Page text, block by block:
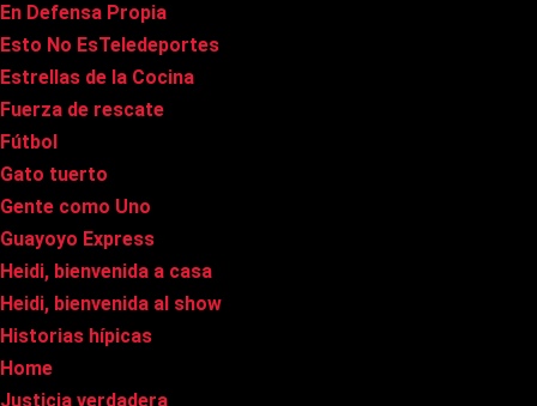
En Defensa Propia
Esto No EsTeledeportes
Estrellas de la Cocina
Fuerza de rescate
Fútbol
Gato tuerto
Gente como Uno
Guayoyo Express
Heidi, bienvenida a casa
Heidi, bienvenida al show
Historias hípicas
Home
Justicia verdadera